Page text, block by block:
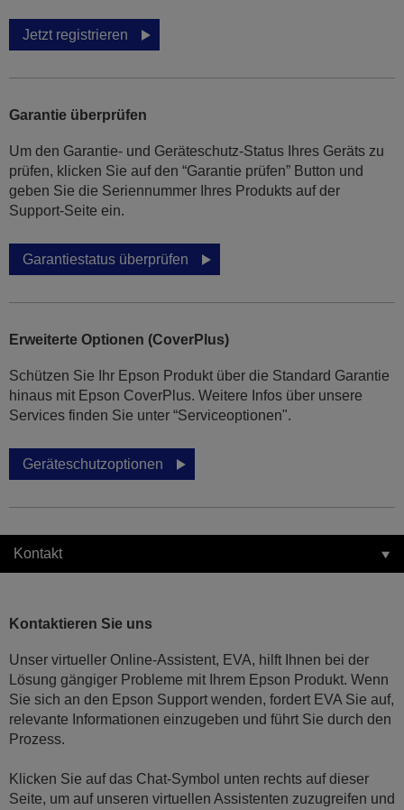
Jetzt registrieren
Garantie überprüfen
Um den Garantie- und Geräteschutz-Status Ihres Geräts zu
prüfen, klicken Sie auf den “Garantie prüfen” Button und
geben Sie die Seriennummer Ihres Produkts auf der
Support-Seite ein.
Garantiestatus überprüfen
Erweiterte Optionen (CoverPlus)
Schützen Sie Ihr Epson Produkt über die Standard Garantie
hinaus mit Epson CoverPlus. Weitere Infos über unsere
Services finden Sie unter “Serviceoptionen".
Geräteschutzoptionen
Kontakt
Kontaktieren Sie uns
Unser virtueller Online-Assistent, EVA, hilft Ihnen bei der
Lösung gängiger Probleme mit Ihrem Epson Produkt. Wenn
Sie sich an den Epson Support wenden, fordert EVA Sie auf,
relevante Informationen einzugeben und führt Sie durch den
Prozess.
Klicken Sie auf das Chat-Symbol unten rechts auf dieser
Seite, um auf unseren virtuellen Assistenten zuzugreifen und